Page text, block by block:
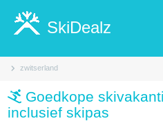
zwitserland
SkiDealz
Goedkope
inclusief skipas